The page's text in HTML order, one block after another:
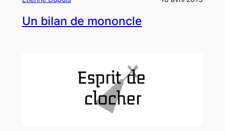
Un bilan de mononcle